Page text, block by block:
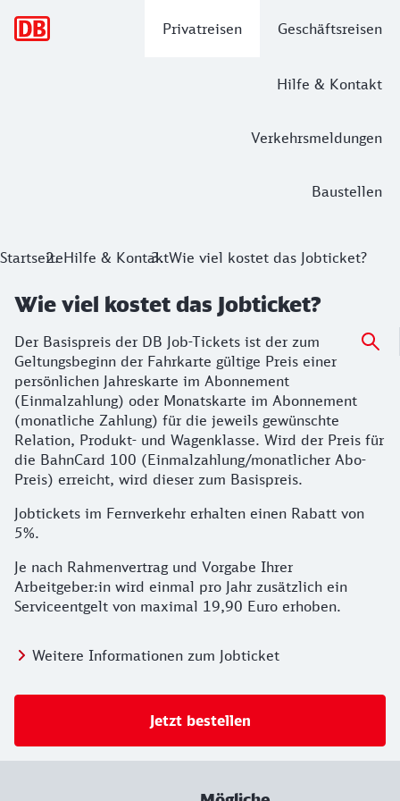
Privatreisen Geschäftsreisen
Hilfe & Kontakt
Verkehrsmeldungen
Baustellen
StartseiteHilfe & KontaktWie viel kostet das Jobticket?
Wie viel kostet das Jobticket?
Der Basispreis der DB Job-Tickets ist der zum
Geltungsbeginn der Fahrkarte gültige Preis einer
persönlichen Jahreskarte im Abonnement
(Einmalzahlung) oder Monatskarte im Abonnement
(monatliche Zahlung) für die jeweils gewünschte
Relation, Produkt- und Wagenklasse. Wird der Preis für
die BahnCard 100 (Einmalzahlung/monatlicher Abo-
Preis) erreicht, wird dieser zum Basispreis.
Jobtickets im Fernverkehr erhalten einen Rabatt von
5%.
Je nach Rahmenvertrag und Vorgabe Ihrer
Arbeitgeber:in wird einmal pro Jahr zusätzlich ein
Serviceentgelt von maximal 19,90 Euro erhoben.
Weitere Informationen zum Jobticket
Jetzt bestellen